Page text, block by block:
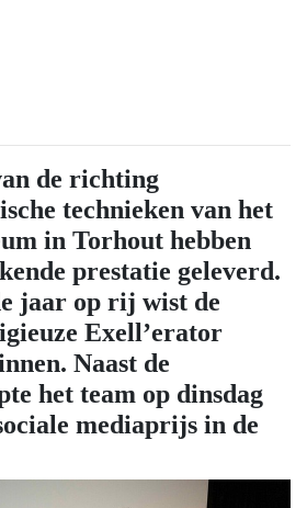
de richting
technieken van het
in Torhout hebben
prestatie geleverd.
jaar op rij wist de
Exell’erator
Naast de
het team op dinsdag
mediaprijs in de